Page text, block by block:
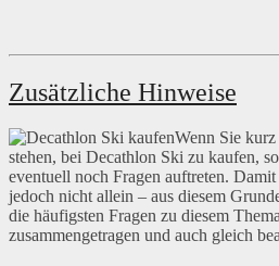
Zusätzliche Hinweise
Wenn Sie
stehen, bei Decathlon Ski zu kaufen,
eventuell noch Fragen auftreten.
jedoch nicht allein – aus diesem
die häufigsten Fragen zu diesem
zusammengetragen und auch gleich